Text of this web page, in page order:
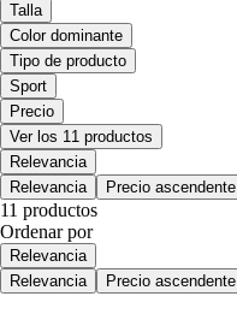
Talla
Color dominante
Tipo de producto
Sport
Precio
Ver los 11 productos
Relevancia
Relevancia
Precio ascendente
11 productos
Ordenar por
Relevancia
Relevancia
Precio ascendente